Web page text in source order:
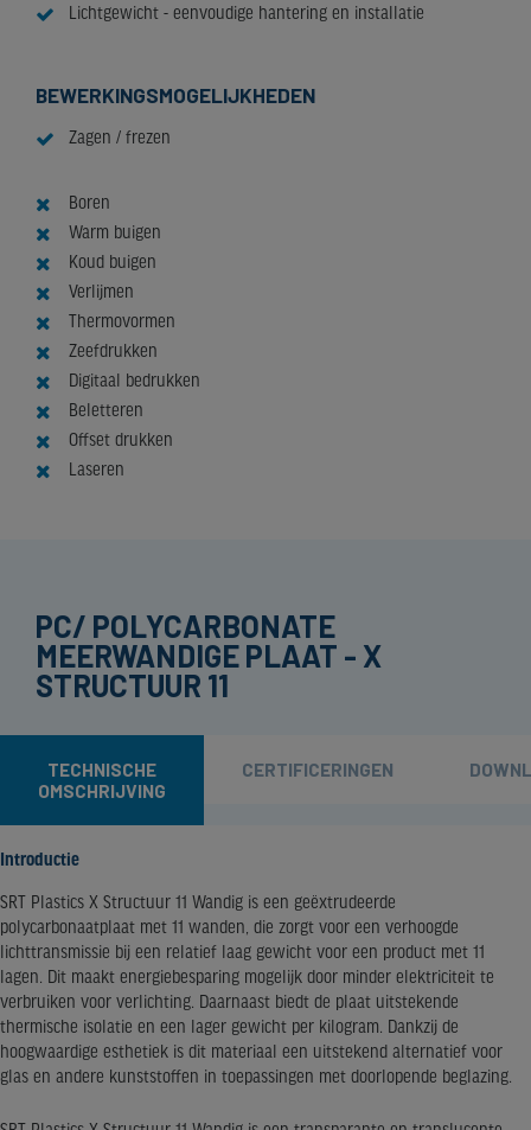
Lichtgewicht - eenvoudige hantering en installatie
BEWERKINGSMOGELIJKHEDEN
Zagen / frezen
Boren
Warm buigen
Koud buigen
Verlijmen
Thermovormen
Zeefdrukken
Digitaal bedrukken
Beletteren
Offset drukken
Laseren
PC/ POLYCARBONATE
MEERWANDIGE PLAAT - X
STRUCTUUR 11
TECHNISCHE
OMSCHRIJVING
CERTIFICERINGEN
Introductie
SRT Plastics X Structuur 11 Wandig is een geëxtrudeerde
polycarbonaatplaat met 11 wanden, die zorgt voor een verhoogde
lichttransmissie bij een relatief laag gewicht voor een product met 11
lagen. Dit maakt energiebesparing mogelijk door minder elektriciteit te
verbruiken voor verlichting. Daarnaast biedt de plaat uitstekende
thermische isolatie en een lager gewicht per kilogram. Dankzij de
hoogwaardige esthetiek is dit materiaal een uitstekend alternatief voor
glas en andere kunststoffen in toepassingen met doorlopende beglazing.